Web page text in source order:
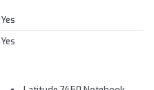
Yes
Yes